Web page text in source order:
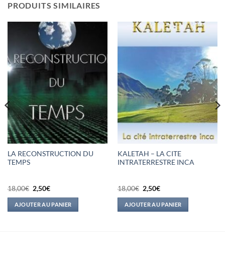
PRODUITS SIMILAIRES
LA RECONSTRUCTION DU
TEMPS
18,00€ Le
prix
initial
était :
18,00€.
2,50€Le
actuel
est :
2,50€.
AJOUTER AU PANIER
KALETAH – LA CITE
INTRATERRESTRE INCA
18,00€ Le
prix
initial
était :
18,00€.
2,50€Le
actuel
est :
2,50€.
AJOUTER AU PANIER